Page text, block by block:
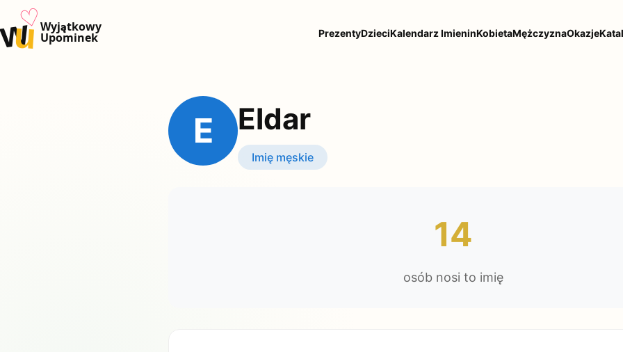
u♡Wyjątkowy
Upominek PrezentyDzieciKalendarz ImieninKobietaMężczyznaOkazje
E Eldar
Imię męskie
14
osób nosi to imię